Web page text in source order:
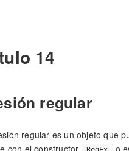
14
regular
regular es un objeto que